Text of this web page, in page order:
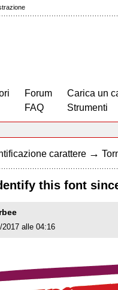
Forum
FAQ
Carica un
Strumenti
carattere →
this font
2017 alle 04:16